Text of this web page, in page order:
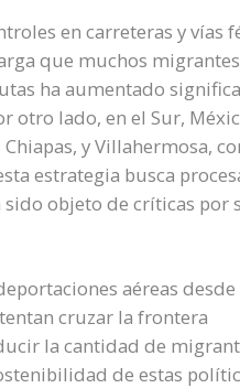
en carreteras y vías
que muchos
ha aumentado
otro lado, en el Sur,
y Villahermosa,
estrategia busca
objeto de críticas por
aéreas desde
cruzar la frontera
la cantidad de
de estas